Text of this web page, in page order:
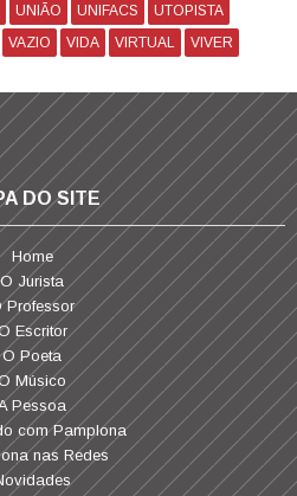
UNIÃO UNIFACS
UTOPISTA
VAZIO VIDA VIRTUAL
VIVER
DO SITE
Home
O Jurista
Professor
Escritor
O Poeta
Músico
Pessoa
com Pamplona
nas Redes